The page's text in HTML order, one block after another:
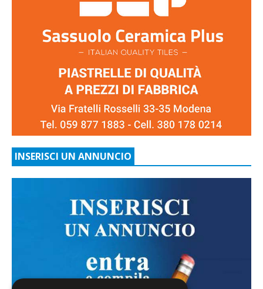
INSERISCI UN ANNUNCIO